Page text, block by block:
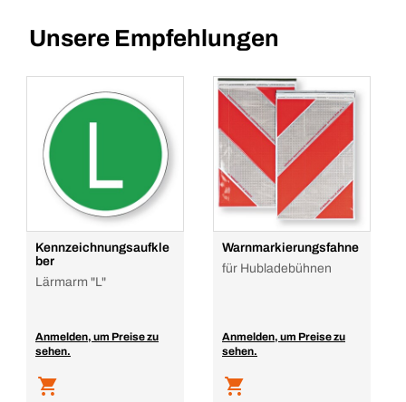
Unsere Empfehlungen
Kennzeichnungsaufkle
ber
Lärmarm "L"
Anmelden, um Preise zu
sehen.
Warnmarkierungsfahne
für Hubladebühnen
Anmelden, um Preise zu
sehen.